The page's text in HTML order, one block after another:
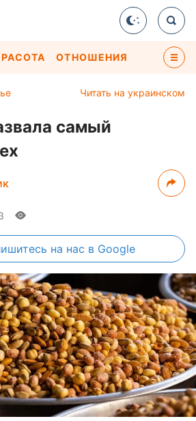
ОТНОШЕНИЯ
Читать на украинском
самый
на нас в Google